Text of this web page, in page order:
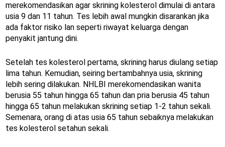
merekomendasikan agar skrining kolesterol dimulai di antara
usia 9 dan 11 tahun. Tes lebih awal mungkin disarankan jika
ada faktor risiko lan seperti riwayat keluarga dengan
penyakit jantung dini.
Setelah tes kolesterol pertama, skrining harus diulang setiap
lima tahun. Kemudian, seiring bertambahnya usia, skrining
lebih sering dilakukan. NHLBI merekomendasikan wanita
berusia 55 tahun hingga 65 tahun dan pria berusia 45 tahun
hingga 65 tahun melakukan skrining setiap 1-2 tahun sekali.
Semenara, orang di atas usia 65 tahun sebaiknya melakukan
tes kolesterol setahun sekali.